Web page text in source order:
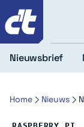
Nieuwsbrief
Home Nieuws